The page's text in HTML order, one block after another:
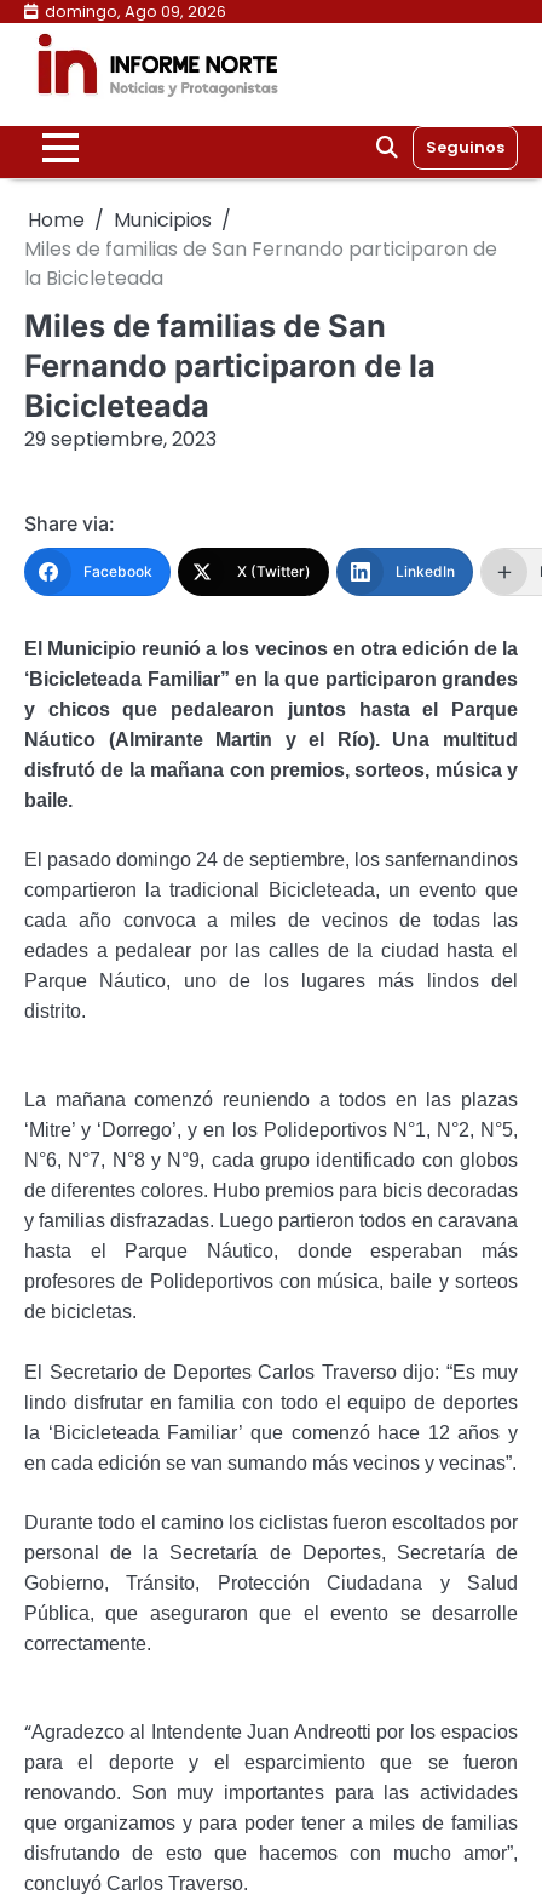
Skip
content
domingo, Ago 09, 2026
Seguinos
Home
Municipios
Miles de familias de San Fernando participaron de
la Bicicleteada
Miles de familias de San
Fernando participaron de la
Bicicleteada
29 septiembre, 2023
Share via:
Facebook X (Twitter) LinkedIn
El Municipio reunió a los vecinos en otra edición de la
‘Bicicleteada Familiar” en la que participaron grandes
y chicos que pedalearon juntos hasta el Parque
Náutico (Almirante Martin y el Río). Una multitud
disfrutó de la mañana con premios, sorteos, música y
baile.
El pasado domingo 24 de septiembre, los sanfernandinos
compartieron la tradicional Bicicleteada, un evento que
cada año convoca a miles de vecinos de todas las
edades a pedalear por las calles de la ciudad hasta el
Parque Náutico, uno de los lugares más lindos del
distrito.
La mañana comenzó reuniendo a todos en las plazas
‘Mitre’ y ‘Dorrego’, y en los Polideportivos N°1, N°2, N°5,
N°6, N°7, N°8 y N°9, cada grupo identificado con globos
de diferentes colores. Hubo premios para bicis decoradas
y familias disfrazadas. Luego partieron todos en caravana
hasta el Parque Náutico, donde esperaban más
profesores de Polideportivos con música, baile y sorteos
de bicicletas.
El Secretario de Deportes Carlos Traverso dijo: “Es muy
lindo disfrutar en familia con todo el equipo de deportes
la ‘Bicicleteada Familiar’ que comenzó hace 12 años y
en cada edición se van sumando más vecinos y vecinas”.
Durante todo el camino los ciclistas fueron escoltados por
personal de la Secretaría de Deportes, Secretaría de
Gobierno, Tránsito, Protección Ciudadana y Salud
Pública, que aseguraron que el evento se desarrolle
correctamente.
“Agradezco al Intendente Juan Andreotti por los espacios
para el deporte y el esparcimiento que se fueron
renovando. Son muy importantes para las actividades
que organizamos y para poder tener a miles de familias
disfrutando de esto que hacemos con mucho amor”,
concluyó Carlos Traverso.